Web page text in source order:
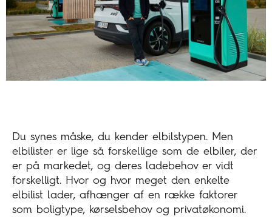
Du synes måske, du kender elbilstypen. Men
elbilister er lige så forskellige som de elbiler, der
er på markedet, og deres ladebehov er vidt
forskelligt. Hvor og hvor meget den enkelte
elbilist lader, afhænger af en række faktorer
som boligtype, kørselsbehov og privatøkonomi.